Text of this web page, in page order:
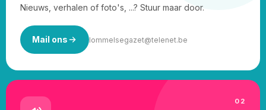
Nieuws, verhalen of foto's, ...? Stuur maar door.
Mail ons lommelsegazet@telenet.be
02